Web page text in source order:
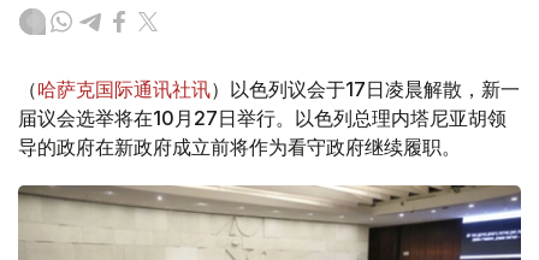
（哈萨克国际通讯社讯）以色列议会于17日凌晨解散，新一
届议会选举将在10月27日举行。以色列总理内塔尼亚胡领
导的政府在新政府成立前将作为看守政府继续履职。